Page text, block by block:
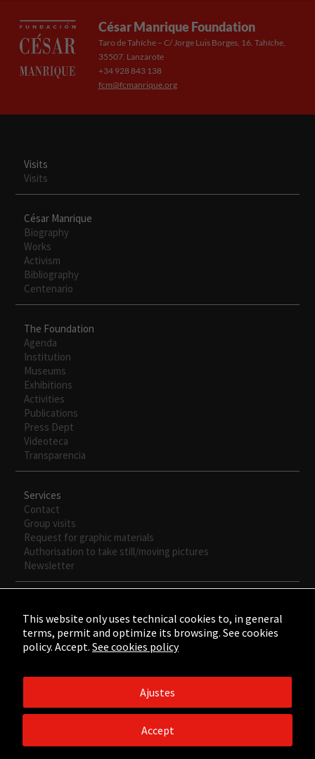
César Manrique Foundation
Taro de Tahíche – C/ Jorge Luis Borges, 16. Tahíche,
35507. Lanzarote
+34 928 843 138
fcm@fcmanrique.org
Visits
Visits
César Manrique
Biography
Works
Activism
Bibliography
Centenario
The Foundation
Agenda
Institution
Museums
Exhibitions
Activities
Publications
Press Dept
Videoteca
Transparencia
Services
Contact
Group visits
Request for graphic materials
Authorisation to take still/moving pictures
Newsletter
©2015 - ©2026 Fundación César Manrique. Todos los derechos
Política de Privacidad/Política de Cookies
web
This website only uses technical cookies to, in general
terms, permit and optimize its browsing. See cookies
policy. Accept. See cookies policy
Ajustes
Accept